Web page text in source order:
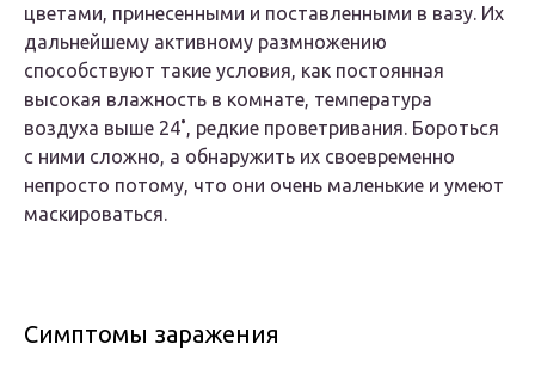
цветами, принесенными и поставленными в вазу. Их
дальнейшему активному размножению
способствуют такие условия, как постоянная
высокая влажность в комнате, температура
воздуха выше 24˚, редкие проветривания. Бороться
с ними сложно, а обнаружить их своевременно
непросто потому, что они очень маленькие и умеют
маскироваться.
Симптомы заражения